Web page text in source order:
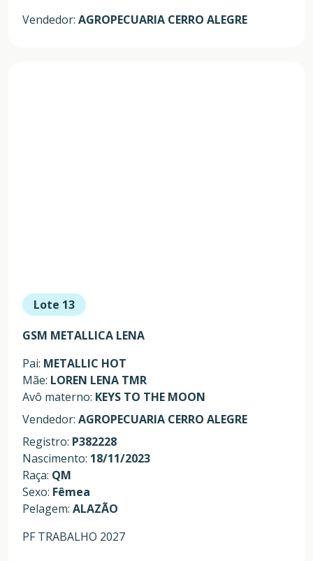
Vendedor: AGROPECUARIA CERRO ALEGRE
Lote 13
GSM METALLICA LENA
Pai: METALLIC HOT
Mãe: LOREN LENA TMR
Avô materno: KEYS TO THE MOON
Vendedor: AGROPECUARIA CERRO ALEGRE
Registro: P382228
Nascimento: 18/11/2023
Raça: QM
Sexo: Fêmea
Pelagem: ALAZÃO
PF TRABALHO 2027